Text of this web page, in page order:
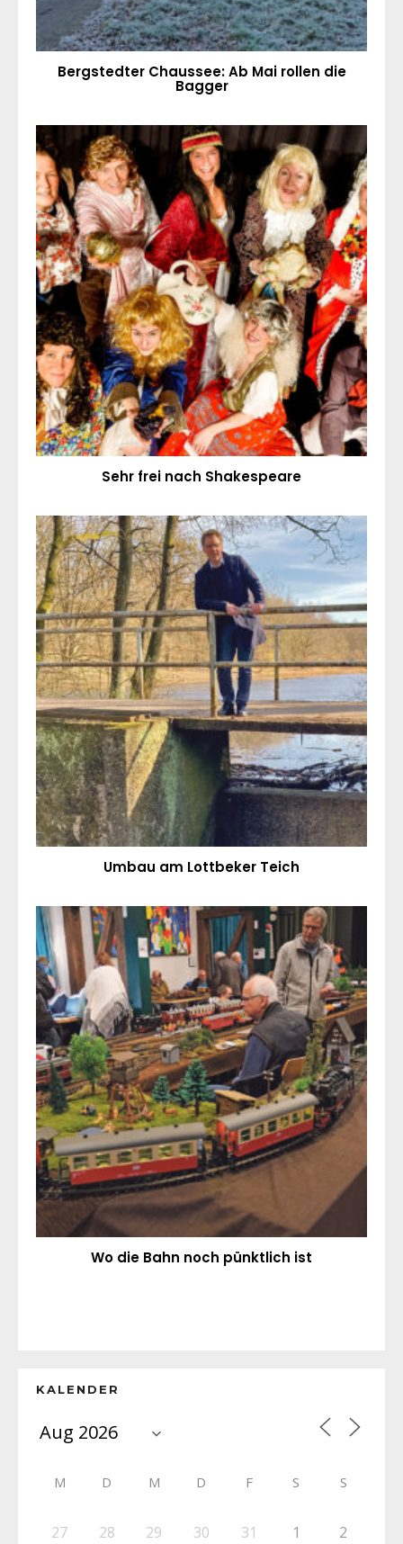
Bergstedter Chaussee: Ab Mai rollen die
Bagger
Sehr frei nach Shakespeare
Umbau am Lottbeker Teich
Wo die Bahn noch pünktlich ist
KALENDER
M D M D F S S
27 28 29 30 31 1 2